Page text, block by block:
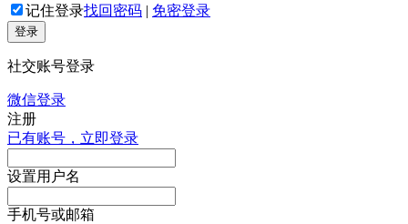
记住登录找回密码 | 免密登录
登录
社交账号登录
微信登录
注册
已有账号，立即登录
设置用户名
手机号或邮箱